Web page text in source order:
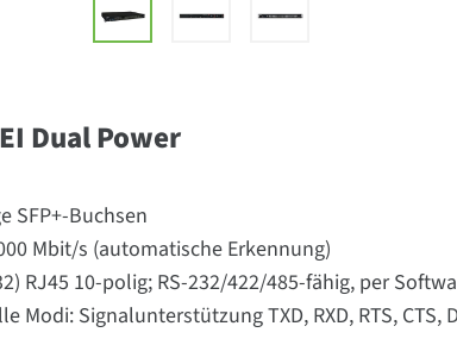
Dual Power
SFP+-Buchsen
Mbit/s (automatische Erkennung)
RJ45 10-polig; RS-232/422/485-fähig, per
Modi: Signalunterstützung TXD, RXD, RTS, CTS,